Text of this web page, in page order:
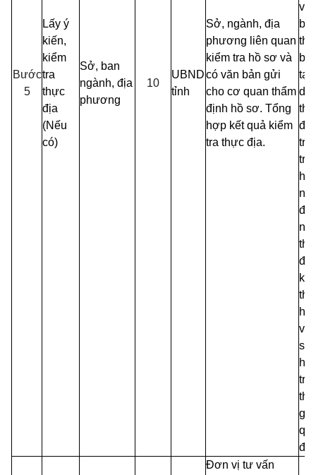
Bước
5
Lấy ý
kiến,
kiểm
tra
thực
địa
(Nếu
có)
Sở, ban
ngành, địa
phương
10
UBND
tỉnh
Sở, ngành, địa
phương liên quan
kiểm tra hồ sơ và
có văn bản gửi
cho cơ quan thẩm
định hồ sơ. Tổng
hợp kết quả kiểm
tra thực địa.
đề
hồ
Đơn vị tư vấn